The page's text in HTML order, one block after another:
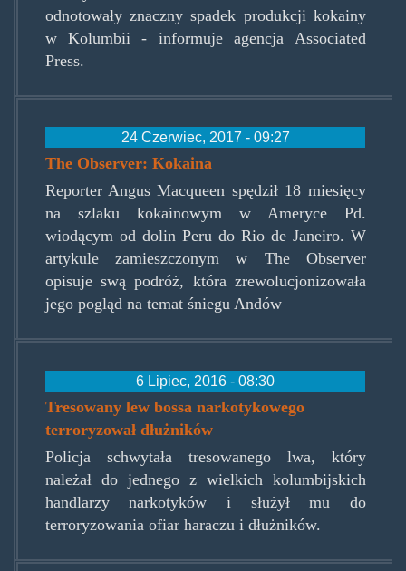
odnotowały znaczny spadek produkcji kokainy
w Kolumbii - informuje agencja Associated
Press.
24 Czerwiec, 2017 - 09:27
The Observer: Kokaina
Reporter Angus Macqueen spędził 18 miesięcy
na szlaku kokainowym w Ameryce Pd.
wiodącym od dolin Peru do Rio de Janeiro. W
artykule zamieszczonym w The Observer
opisuje swą podróż, która zrewolucjonizowała
jego pogląd na temat śniegu Andów
6 Lipiec, 2016 - 08:30
Tresowany lew bossa narkotykowego
terroryzował dłużników
Policja schwytała tresowanego lwa, który
należał do jednego z wielkich kolumbijskich
handlarzy narkotyków i służył mu do
terroryzowania ofiar haraczu i dłużników.